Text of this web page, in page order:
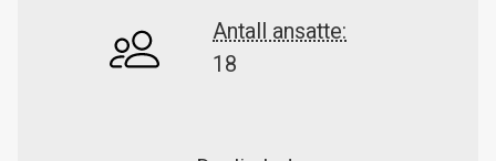
Antall ansatte:
18